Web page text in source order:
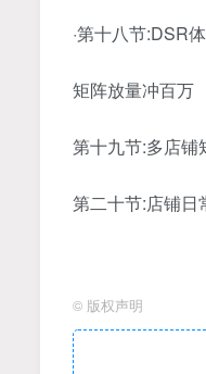
·第十八节:DSR
矩阵放量冲百万
第十九节:多店铺
第二十节:店铺日
© 版权声明